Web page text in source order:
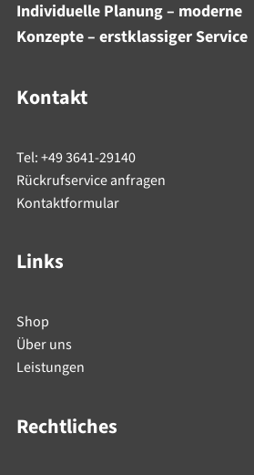
Individuelle Planung – moderne
Konzepte – erstklassiger Service
Kontakt
Tel: +49 3641-29140
Rückrufservice anfragen
Kontaktformular
Links
Shop
Über uns
Leistungen
Rechtliches